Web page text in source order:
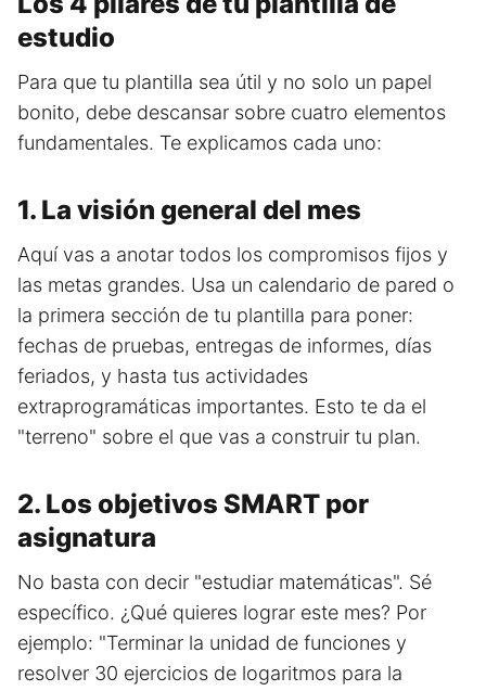
estudio
Para que tu plantilla sea útil y no solo un papel
bonito, debe descansar sobre cuatro elementos
fundamentales. Te explicamos cada uno:
1. La visión general del mes
Aquí vas a anotar todos los compromisos fijos y
las metas grandes. Usa un calendario de pared o
la primera sección de tu plantilla para poner:
fechas de pruebas, entregas de informes, días
feriados, y hasta tus actividades
extraprogramáticas importantes. Esto te da el
"terreno" sobre el que vas a construir tu plan.
2. Los objetivos SMART por
asignatura
No basta con decir "estudiar matemáticas". Sé
específico. ¿Qué quieres lograr este mes? Por
ejemplo: "Terminar la unidad de funciones y
resolver 30 ejercicios de logaritmos para la